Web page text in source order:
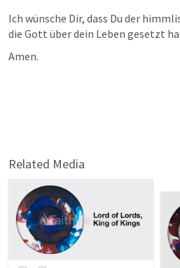
Ich wünsche Dir, dass Du der
die Gott über dein Leben gesetzt
Amen.
Related Media